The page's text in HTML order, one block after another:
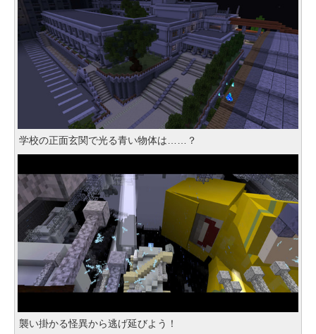
学校の正面玄関で光る青い物体は……？
襲い掛かる怪異から逃げ延びよう！